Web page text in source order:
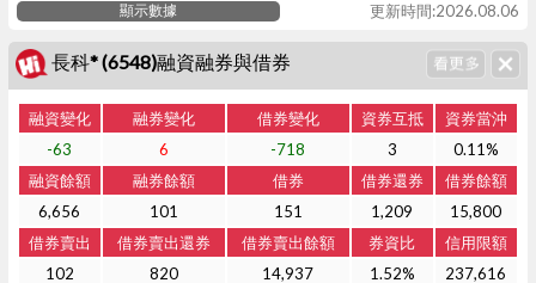
顯示數據 更新時間:2026.08.06
長科* (6548)融資融券與借券
融資變化 融券變化 借券變化 資券互抵
資券當沖
-63
6 -718 3
0.11%
融資餘額
融券餘額 借券 借券還券
借券餘額
6,656
101 151 1,209
15,800
借券賣出
借券賣出還券 借券賣出餘額 券資比
信用限額
102
820 14,937 1.52% 237,616